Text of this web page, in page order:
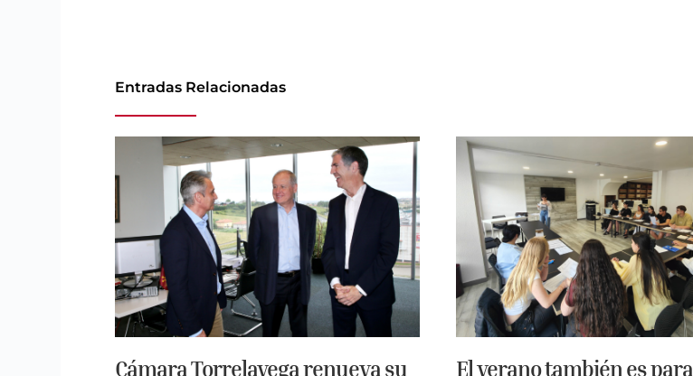
Entradas Relacionadas
Cámara Torrelavega renueva su
El verano también es para